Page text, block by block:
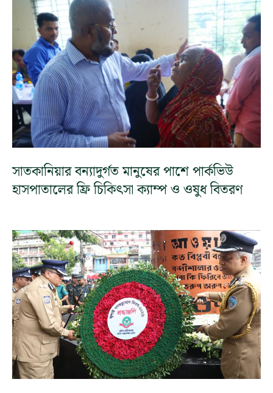
সাতকানিয়ার বন্যাদুর্গত মানুষের পাশে পার্কভিউ
হাসপাতালের ফ্রি চিকিৎসা ক্যাম্প ও ওষুধ বিতরণ